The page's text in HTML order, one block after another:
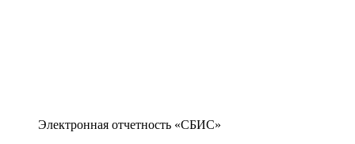
Электронная отчетность «СБИС»